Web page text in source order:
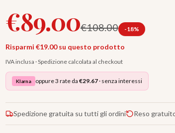
€89.00€108.00 -18%
Risparmi €19.00su questo prodotto
IVA inclusa · Spedizione calcolata al checkout
Klarna oppure 3 rate da €29.67· senza interessi
Spedizione gratuita su tutti gli ordini Reso